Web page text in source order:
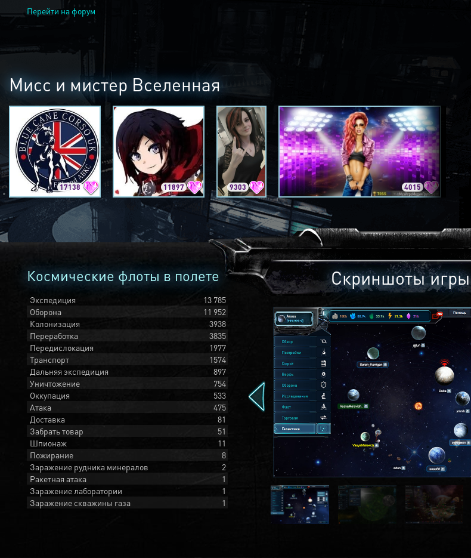
Перейти на форум
Мисс и мистер Вселенная
17138 11897 9303 4015
Космические флоты в полете
Экспедиция
13 785
Оборона
11 952
Колонизация
3938
Переработка
3835
Передислокация
1977
Транспорт
1574
Дальняя экспедиция
897
Уничтожение
754
Оккупация
533
Атака
475
Доставка
81
Забрать товар
51
Шпионаж
11
Пожирание
8
Заражение рудника минералов
2
Ракетная атака
1
Заражение лаборатории
1
Заражение скважины газа
1
Скриншоты игры